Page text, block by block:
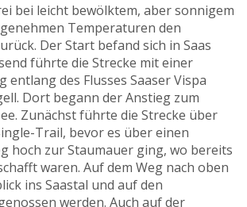
bei leicht bewölktem, aber sonnigem
Temperaturen den
Der Start befand sich in Saas
führte die Strecke mit einer
entlang des Flusses Saaser Vispa
Dort begann der Anstieg zum
Zunächst führte die Strecke über
Trail, bevor es über einen
hoch zur Staumauer ging, wo bereits
waren. Auf dem Weg nach oben
ins Saastal und auf den
werden. Auch auf der